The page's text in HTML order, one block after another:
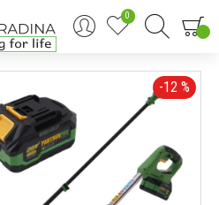
0
-12 %